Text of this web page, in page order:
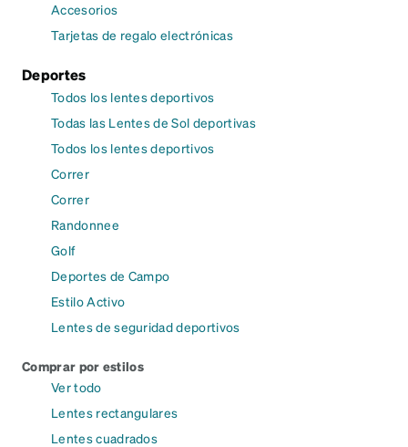
Accesorios
Tarjetas de regalo electrónicas
Deportes
Todos los lentes deportivos
Todas las Lentes de Sol deportivas
Todos los lentes deportivos
Correr
Correr
Randonnee
Golf
Deportes de Campo
Estilo Activo
Lentes de seguridad deportivos
Comprar por estilos
Ver todo
Lentes rectangulares
Lentes cuadrados